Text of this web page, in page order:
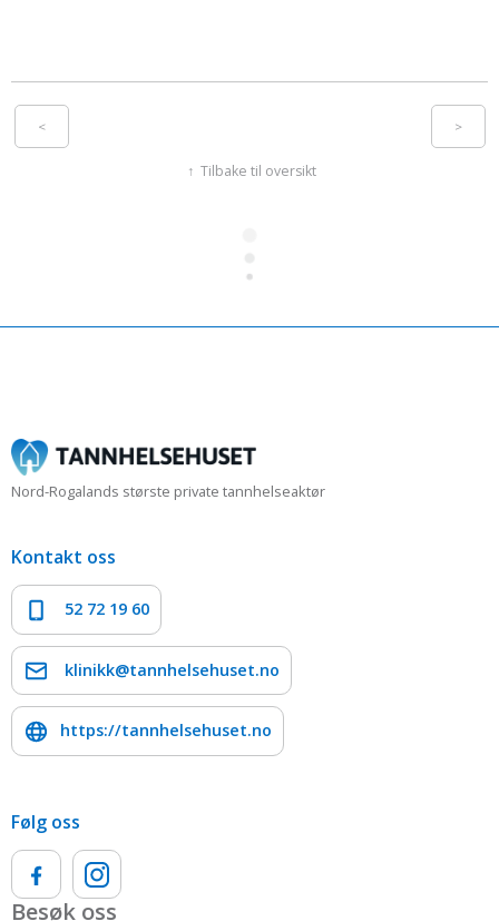
< >
Tilbake til oversikt
Nord-Rogalands største private tannhelseaktør
Kontakt oss
52 72 19 60
klinikk@tannhelsehuset.no
https://tannhelsehuset.no
Følg oss
Besøk oss